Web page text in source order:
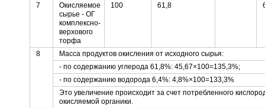
7
Окисляемое
сырье - ОГ
комплексно-
верхового
торфа
100 61,8
8
Масса продуктов окисления от исходного сырья:
- по содержанию углерода 61,8%: 45,67×100=135,3%;
- по содержанию водорода 6,4%: 4,8%×100=133,3%
Это увеличение происходит за счет потребленного
окисляемой органики.